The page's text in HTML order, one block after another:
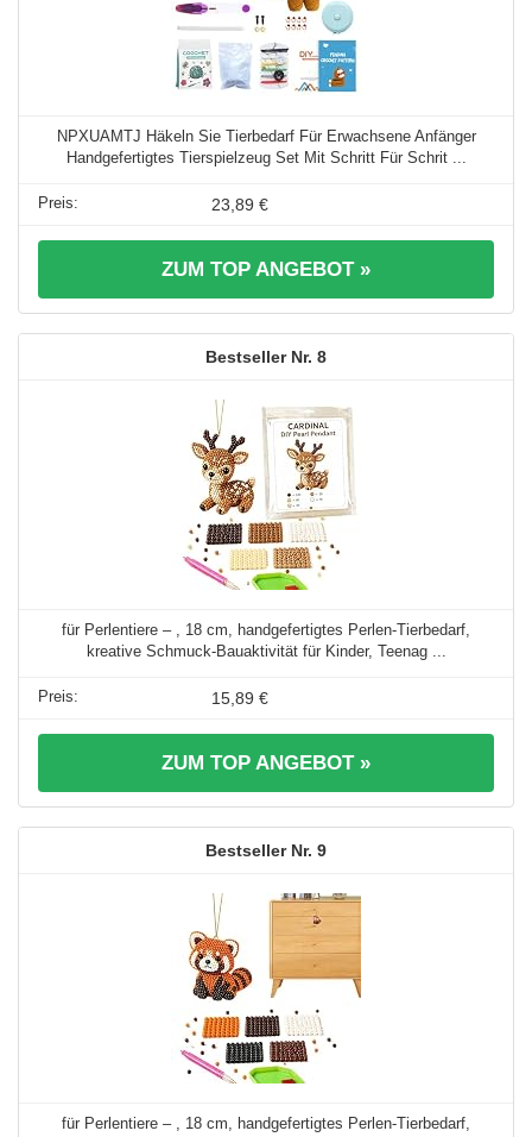
NPXUAMTJ Häkeln Sie Tierbedarf Für Erwachsene Anfänger
Handgefertigtes Tierspielzeug Set Mit Schritt Für Schrit ...
23,89 €
ZUM TOP ANGEBOT »
8
für Perlentiere – , 18 cm, handgefertigtes Perlen-Tierbedarf,
kreative Schmuck-Bauaktivität für Kinder, Teenag ...
15,89 €
ZUM TOP ANGEBOT »
9
für Perlentiere – , 18 cm, handgefertigtes Perlen-Tierbedarf,